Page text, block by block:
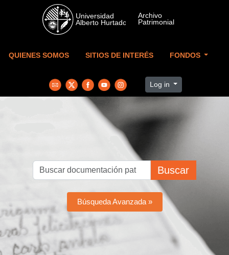
Skip to main content
QUIENES SOMOS SITIOS DE INTERÉS FONDOS
Log in
Buscar
Búsqueda Avanzada »